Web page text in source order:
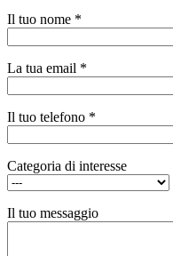
Il tuo nome *
La tua email *
Il tuo telefono *
Categoria di interesse
Il tuo messaggio